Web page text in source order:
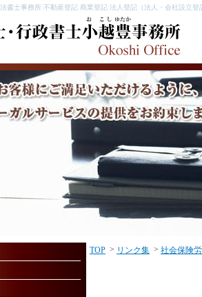
書士事務所 不動産登記 商業登記 法人登記（法人・会社設立
TOP > リンク集 > 社会保険